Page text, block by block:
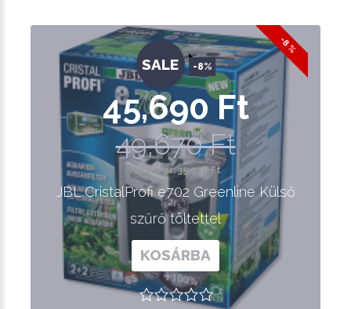
-8 %
SALE -8%
45,690 Ft
49,670 Ft
Nettó ár: 35,976 Ft
JBL CristalProfi e702 Greenline Külső
szűrő töltettel
KOSÁRBA